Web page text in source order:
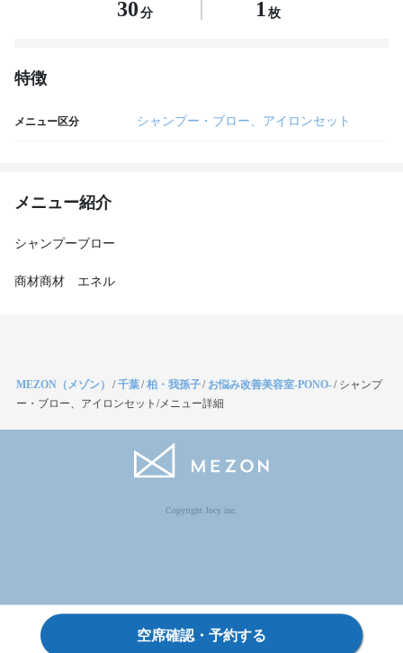
30 分 1 枚
特徴
メニュー区分 シャンプー・ブロー、アイロンセット
メニュー紹介
シャンプーブロー
商材商材 エネル
MEZON（メゾン） /千葉/柏・我孫子/ お悩み改善美容室-PONO-/ シャンプ
ー・ブロー、アイロンセット/メニュー詳細
Copyright Jocy inc.
空席確認・予約する